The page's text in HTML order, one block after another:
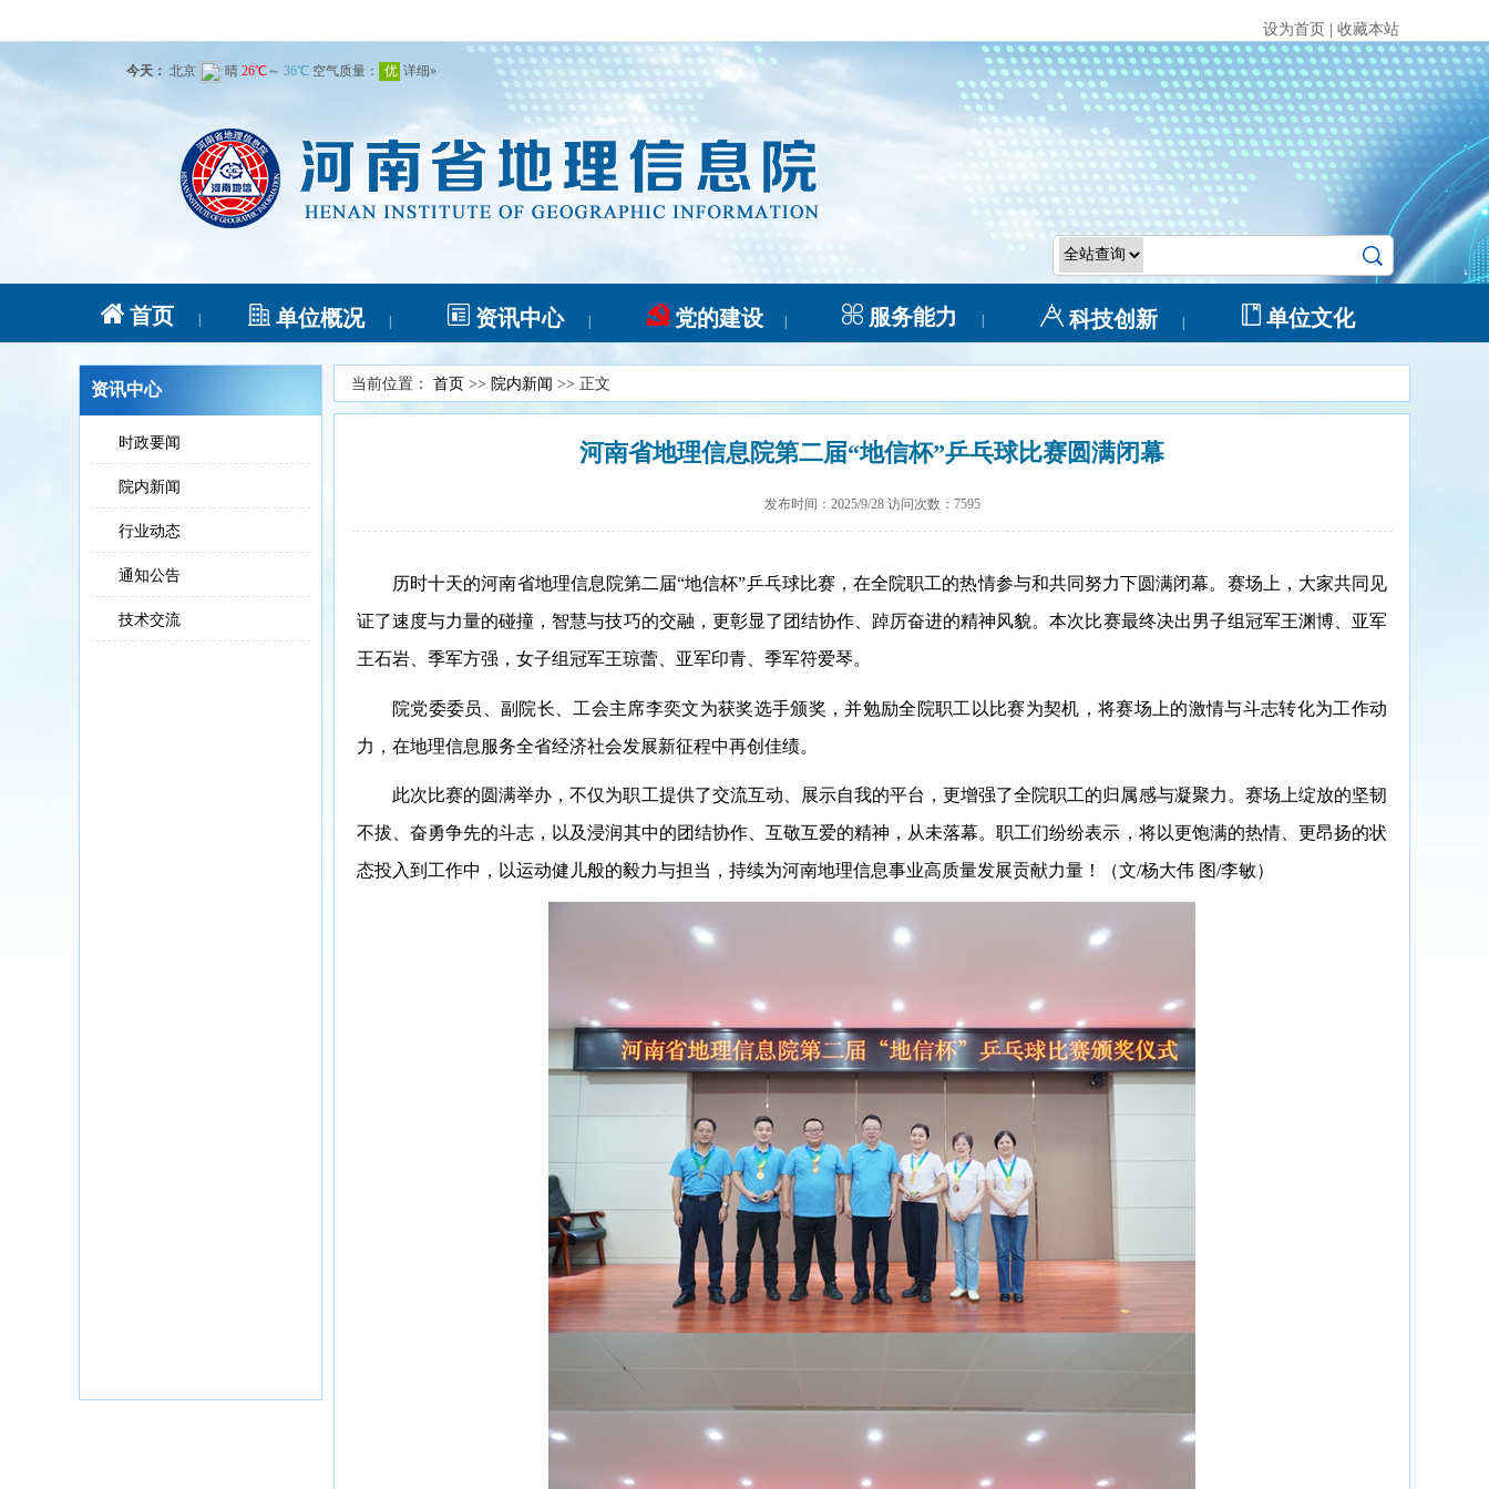
设为首页 收藏本站
首页 单位概况 资讯中心 党的建设 服务能力 科技创新 单位文化
资讯中心
时政要闻
院内新闻
行业动态
通知公告
技术交流
当前位置： 首页 >> 院内新闻 >> 正文
河南省地理信息院第二届“地信杯”乒乓球比赛圆满闭幕
发布时间：2025/9/28 访问次数：7595
历时十天的河南省地理信息院第二届“地信杯”乒乓球比赛，在全院职工的热情参与和共同努力下 圆满闭幕。赛场上， 大家共同 见
证了速度与力量的碰撞，智慧与技巧的交融，更彰显了团结协作、踔厉奋进的精神风貌。本次比赛最终决出男子组冠军王渊博、 亚军
王石岩、 季军方强，女子组冠军王琼蕾、 亚军印青、 季军符爱琴。
院党委委员、副院长、工会主席李奕文为获奖选手颁奖，并勉励全院职工以比赛为契机，将赛场上的激情与斗志转化为工作动
力，在地理信息服务全省经济社会发展新征程中再创佳绩。
此次比赛的圆满举办，不仅为职工提供了交流互动、展示自我的平台，更增强了全院职工的归属感与凝聚力。赛场上绽放的坚韧
不拔、奋勇争先的斗志，以及浸润其中的团结协作、互敬互爱的精神，从未落幕。职工们纷纷表示，将以更饱满的热情、更昂扬的状
态投入到工作中，以运动健儿般的毅力与担当，持续为河南地理信息事业高质量发展贡献力量！（文/杨大伟 图/李敏）